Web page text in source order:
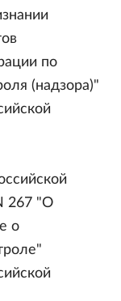
по
(надзора)"
267 "О
о